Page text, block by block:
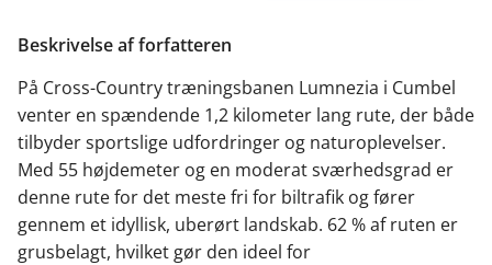
Beskrivelse af forfatteren
På Cross-Country træningsbanen Lumnezia i Cumbel
venter en spændende 1,2 kilometer lang rute, der både
tilbyder sportslige udfordringer og naturoplevelser.
Med 55 højdemeter og en moderat sværhedsgrad er
denne rute for det meste fri for biltrafik og fører
gennem et idyllisk, uberørt landskab. 62 % af ruten er
grusbelagt, hvilket gør den ideel for